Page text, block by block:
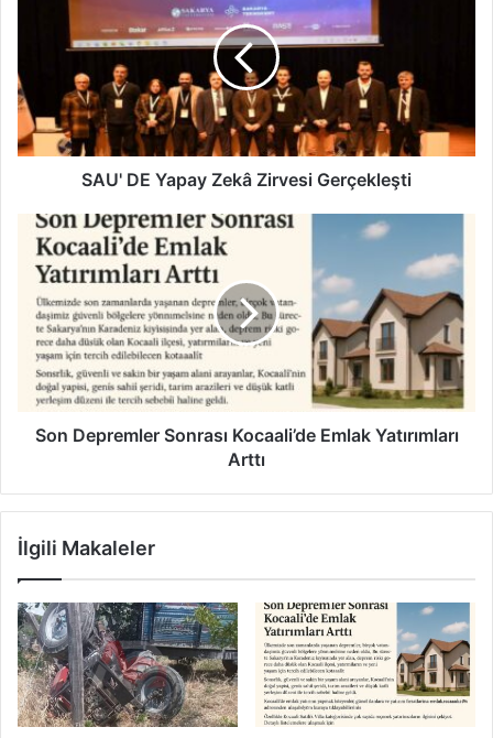
Gerçekleşti
SAU' DE Yapay Zekâ Zirvesi Gerçekleşti
Son
Depremler
Sonrası
Kocaali’de
Emlak
Yatırımları
Arttı
Son Depremler Sonrası Kocaali’de Emlak Yatırımları
Arttı
İlgili Makaleler